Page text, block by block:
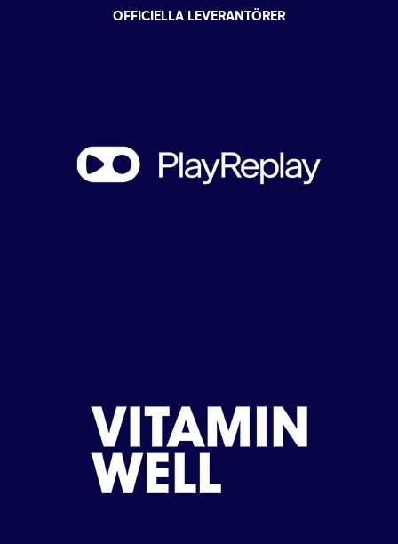
OFFICIELLA LEVERANTÖRER